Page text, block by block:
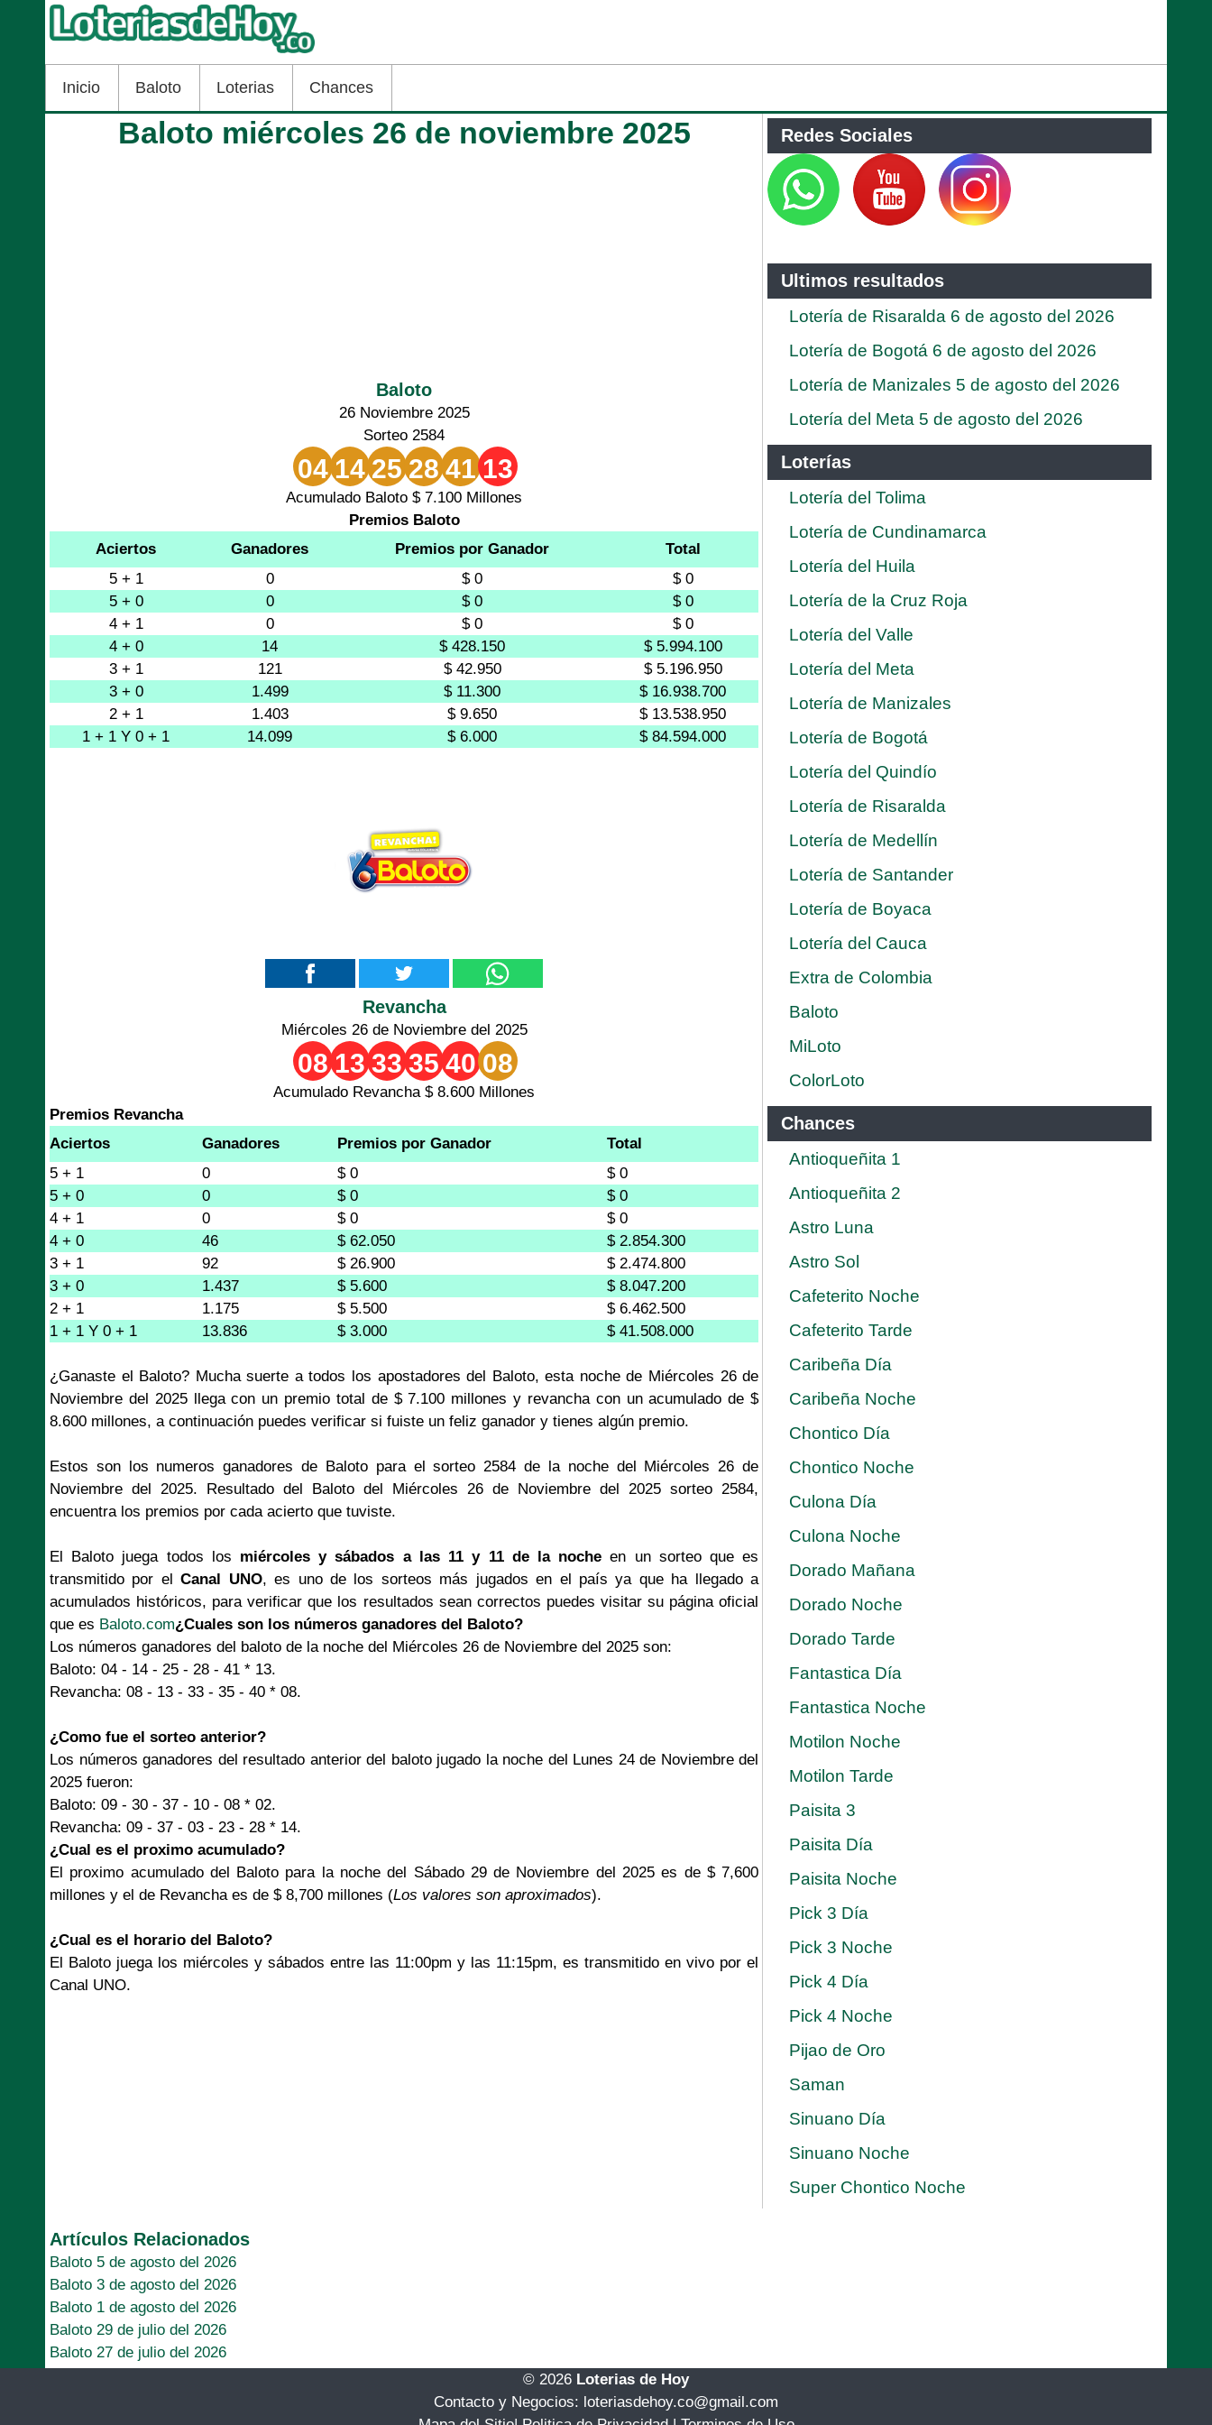
Inicio Baloto Loterias Chances
Baloto miércoles 26 de noviembre 2025
Baloto
26 Noviembre 2025
Sorteo 2584
04 14 25 28 41 13
Acumulado Baloto $ 7.100 Millones
Premios Baloto
Aciertos
Ganadores Premios por Ganador
Total
5 + 1
0 $ 0
$ 0
5 + 0
0 $ 0
$ 0
4 + 1
0 $ 0
$ 0
4 + 0
14 $ 428.150
$ 5.994.100
3 + 1
121 $ 42.950
$ 5.196.950
3 + 0
1.499 $ 11.300
$ 16.938.700
2 + 1
1.403 $ 9.650
$ 13.538.950
1 + 1 Y 0 + 1
14.099 $ 6.000 $ 84.594.000
Revancha
Miércoles 26 de Noviembre del 2025
08 13 33 35 40 08
Acumulado Revancha $ 8.600 Millones
Premios Revancha
Aciertos
Ganadores Premios por Ganador
Total
5 + 1
0 $ 0
$ 0
5 + 0
0 $ 0
$ 0
4 + 1
0 $ 0
$ 0
4 + 0
46 $ 62.050
$ 2.854.300
3 + 1
92 $ 26.900
$ 2.474.800
3 + 0
1.437 $ 5.600
$ 8.047.200
2 + 1
1.175 $ 5.500
$ 6.462.500
1 + 1 Y 0 + 1
13.836 $ 3.000 $ 41.508.000
¿Ganaste el Baloto? Mucha suerte a todos los apostadores del Baloto, esta noche de Miércoles 26 de
Noviembre del 2025 llega con un premio total de $ 7.100 millones y revancha con un acumulado de $
8.600 millones, a continuación puedes verificar si fuiste un feliz ganador y tienes algún premio.
Estos son los numeros ganadores de Baloto para el sorteo 2584 de la noche del Miércoles 26 de
Noviembre del 2025. Resultado del Baloto del Miércoles 26 de Noviembre del 2025 sorteo 2584,
encuentra los premios por cada acierto que tuviste.
El Baloto juega todos los miércoles y sábados a las 11 y 11 de la noche en un sorteo que es
transmitido por elCanal UNO, es uno de los sorteos más jugados en el país ya que ha llegado a
acumulados históricos, para verificar que los resultados sean correctos puedes visitar su página oficial
que es Baloto.com¿Cuales son los números ganadores del Baloto?
Los números ganadores del baloto de la noche del Miércoles 26 de Noviembre del 2025 son:
Baloto: 04 - 14 - 25 - 28 - 41 * 13.
Revancha: 08 - 13 - 33 - 35 - 40 * 08.
¿Como fue el sorteo anterior?
Los números ganadores del resultado anterior del baloto jugado la noche del Lunes 24 de Noviembre del
2025 fueron:
Baloto: 09 - 30 - 37 - 10 - 08 * 02.
Revancha: 09 - 37 - 03 - 23 - 28 * 14.
¿Cual es el proximo acumulado?
El proximo acumulado del Baloto para la noche del Sábado 29 de Noviembre del 2025 es de $ 7,600
millones y el de Revancha es de $ 8,700 millones (Los valores son aproximados).
¿Cual es el horario del Baloto?
El Baloto juega los miércoles y sábados entre las 11:00pm y las 11:15pm, es transmitido en vivo por el
Canal UNO.
Artículos Relacionados
Baloto 5 de agosto del 2026
Baloto 3 de agosto del 2026
Baloto 1 de agosto del 2026
Baloto 29 de julio del 2026
Baloto 27 de julio del 2026
Redes Sociales
Ultimos resultados
Lotería de Risaralda 6 de agosto del 2026
Lotería de Bogotá 6 de agosto del 2026
Lotería de Manizales 5 de agosto del 2026
Lotería del Meta 5 de agosto del 2026
Loterías
Lotería del Tolima
Lotería de Cundinamarca
Lotería del Huila
Lotería de la Cruz Roja
Lotería del Valle
Lotería del Meta
Lotería de Manizales
Lotería de Bogotá
Lotería del Quindío
Lotería de Risaralda
Lotería de Medellín
Lotería de Santander
Lotería de Boyaca
Lotería del Cauca
Extra de Colombia
Baloto
MiLoto
ColorLoto
Chances
Antioqueñita 1
Antioqueñita 2
Astro Luna
Astro Sol
Cafeterito Noche
Cafeterito Tarde
Caribeña Día
Caribeña Noche
Chontico Día
Chontico Noche
Culona Día
Culona Noche
Dorado Mañana
Dorado Noche
Dorado Tarde
Fantastica Día
Fantastica Noche
Motilon Noche
Motilon Tarde
Paisita 3
Paisita Día
Paisita Noche
Pick 3 Día
Pick 3 Noche
Pick 4 Día
Pick 4 Noche
Pijao de Oro
Saman
Sinuano Día
Sinuano Noche
Super Chontico Noche
© 2026 Loterias de Hoy
Contacto y Negocios: loteriasdehoy.co@gmail.com